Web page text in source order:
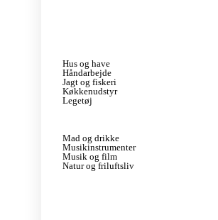
Hus og have
Håndarbejde
Jagt og fiskeri
Køkkenudstyr
Legetøj
Mad og drikke
Musikinstrumenter
Musik og film
Natur og friluftsliv